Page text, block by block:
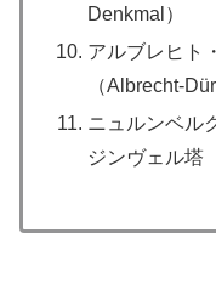
Denkmal）
アルブレヒト
（Albrecht-
ニュルンベル
ジンヴェル塔